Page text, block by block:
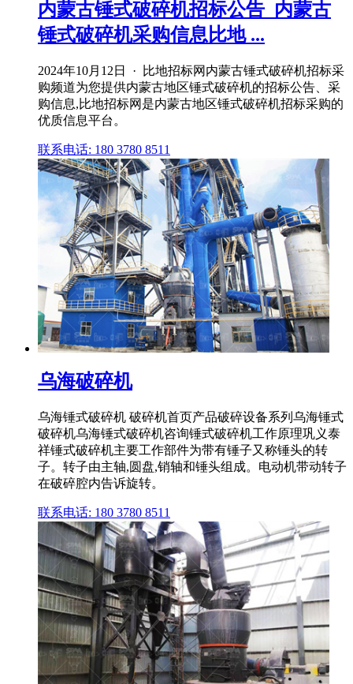
内蒙古锤式破碎机招标公告_内蒙古
锤式破碎机采购信息比地 ...
2024年10月12日 · 比地招标网内蒙古锤式破碎机招标采
购频道为您提供内蒙古地区锤式破碎机的招标公告、采
购信息,比地招标网是内蒙古地区锤式破碎机招标采购的
优质信息平台。
联系电话: 180 3780 8511
乌海破碎机
乌海锤式破碎机 破碎机首页产品破碎设备系列乌海锤式
破碎机乌海锤式破碎机咨询锤式破碎机工作原理巩义泰
祥锤式破碎机主要工作部件为带有锤子又称锤头的转
子。转子由主轴,圆盘,销轴和锤头组成。电动机带动转子
在破碎腔内告诉旋转。
联系电话: 180 3780 8511